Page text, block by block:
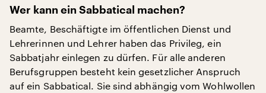
Wer kann ein Sabbatical machen?
Beamte, Beschäftigte im öffentlichen Dienst und
Lehrerinnen und Lehrer haben das Privileg, ein
Sabbatjahr einlegen zu dürfen. Für alle anderen
Berufsgruppen besteht kein gesetzlicher Anspruch
auf ein Sabbatical. Sie sind abhängig vom Wohlwollen